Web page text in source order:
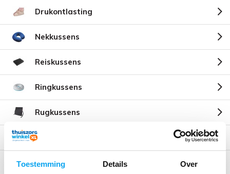
Toestemming Details Over
Drukontlasting
Nekkussens
Reiskussens
Ringkussens
Rugkussens
Stuitkussens
Zitkussens